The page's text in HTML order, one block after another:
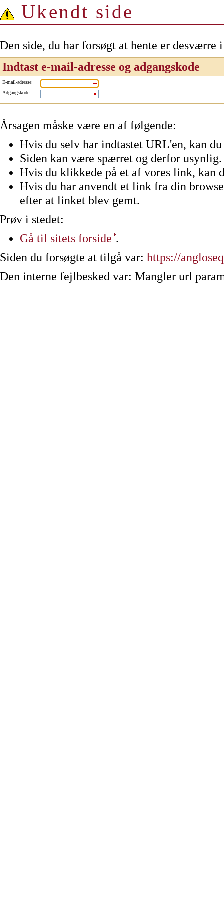
Ukendt side
Den side, du har forsøgt at hente er
Indtast e-mail-adresse og adgangskode
E-mail-adresse:
Adgangskode:
Årsagen måske være en af følgende:
Hvis du selv har indtastet URL'en, kan
Siden kan være spærret og derfor usynlig.
Hvis du klikkede på et af vores link, kan
Hvis du har anvendt et link fra din
efter at linket blev gemt.
Prøv i stedet:
Gå til sitets forside .
Siden du forsøgte at tilgå var: https://
Den interne fejlbesked var: Mangler url